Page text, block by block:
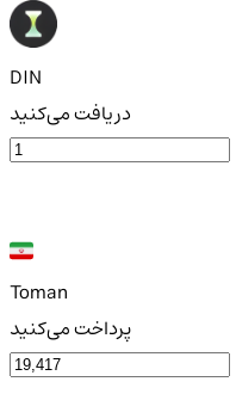
DIN
دریافت می‌کنید
Toman
پرداخت می‌کنید